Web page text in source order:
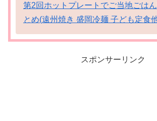
第2回ホットプレートでご当地ごは
とめ(遠州焼き 盛岡冷麺 子ども定食
スポンサーリンク